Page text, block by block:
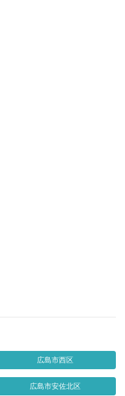
広島市西区
広島市安佐北区